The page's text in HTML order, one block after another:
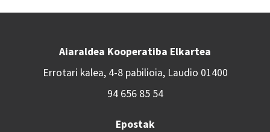
Aiaraldea Kooperatiba Elkartea
Errotari kalea, 4-8 pabilioia, Laudio 01400
94 656 85 54
Epostak